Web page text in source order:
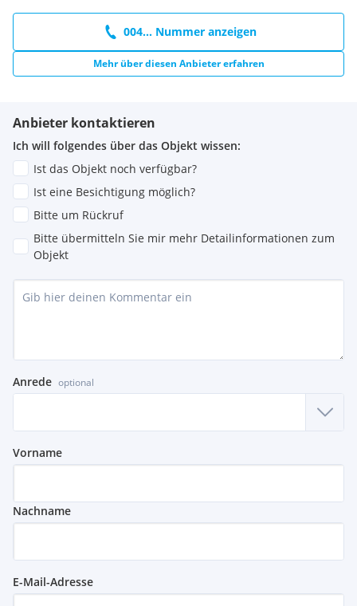
004... Nummer anzeigen
Mehr über diesen Anbieter erfahren
Anbieter kontaktieren
Ich will folgendes über das Objekt wissen:
Ist das Objekt noch verfügbar?
Ist eine Besichtigung möglich?
Bitte um Rückruf
Bitte übermitteln Sie mir mehr Detailinformationen zum
Objekt
Anrede optional
Vorname
Nachname
E-Mail-Adresse